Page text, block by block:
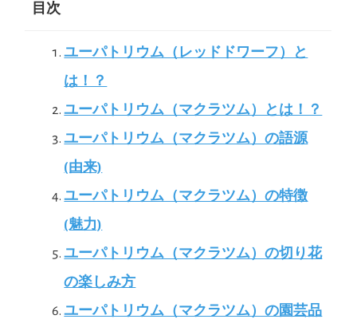
目次
ユーパトリウム（レッドドワーフ）と
は！？
ユーパトリウム（マクラツム）とは！？
ユーパトリウム（マクラツム）の語源
(由来)
ユーパトリウム（マクラツム）の特徴
(魅力)
ユーパトリウム（マクラツム）の切り花
の楽しみ方
ユーパトリウム（マクラツム）の園芸品